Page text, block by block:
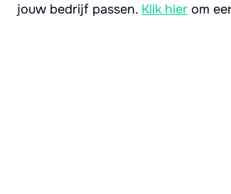
jouw bedrijf passen. Klik hier om